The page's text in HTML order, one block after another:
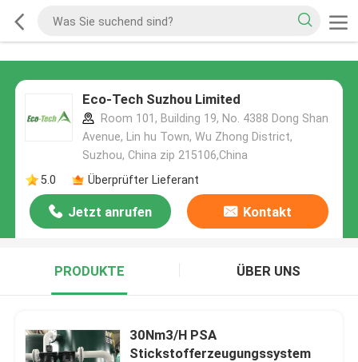
Eco-Tech Suzhou Limited
Room 101, Building 19, No. 4388 Dong Shan
Avenue, Lin hu Town, Wu Zhong District,
Suzhou, China zip 215106,China
5.0
Überprüfter Lieferant
Jetzt anrufen Kontakt
PRODUKTE ÜBER UNS
30Nm3/H PSA
Stickstofferzeugungssystem